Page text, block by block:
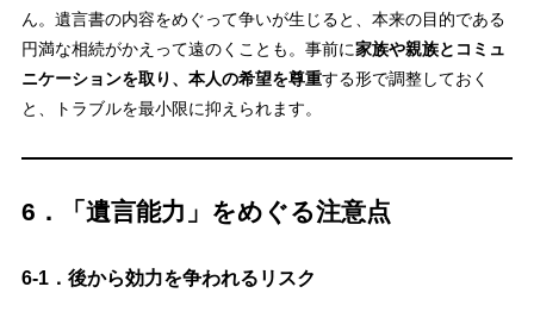
ん。遺言書の内容をめぐって争いが生じると、本来の目的である
円満な相続がかえって遠のくことも。事前に家族や親族とコミュ
ニケーションを取り、本人の希望を尊重する形で調整しておく
と、トラブルを最小限に抑えられます。
6．「遺言能力」をめぐる注意点
6-1．後から効力を争われるリスク